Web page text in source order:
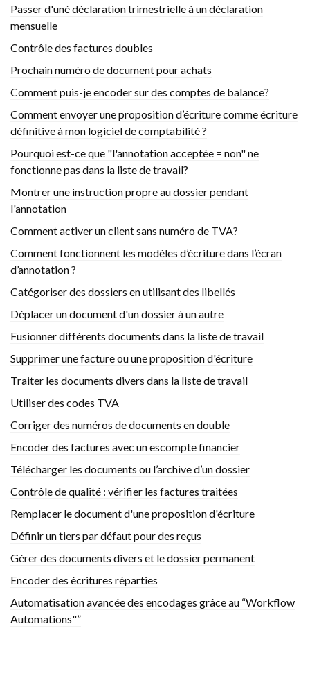
Passer d'uné déclaration trimestrielle à un déclaration
mensuelle
Contrôle des factures doubles
Prochain numéro de document pour achats
Comment puis-je encoder sur des comptes de balance?
Comment envoyer une proposition d’écriture comme écriture
définitive à mon logiciel de comptabilité ?
Pourquoi est-ce que "l'annotation acceptée = non" ne
fonctionne pas dans la liste de travail?
Montrer une instruction propre au dossier pendant
l'annotation
Comment activer un client sans numéro de TVA?
Comment fonctionnent les modèles d’écriture dans l’écran
d’annotation ?
Catégoriser des dossiers en utilisant des libellés
Déplacer un document d'un dossier à un autre
Fusionner différents documents dans la liste de travail
Supprimer une facture ou une proposition d'écriture
Traiter les documents divers dans la liste de travail
Utiliser des codes TVA
Corriger des numéros de documents en double
Encoder des factures avec un escompte financier
Télécharger les documents ou l’archive d’un dossier
Contrôle de qualité : vérifier les factures traitées
Remplacer le document d'une proposition d'écriture
Définir un tiers par défaut pour des reçus
Gérer des documents divers et le dossier permanent
Encoder des écritures réparties
Automatisation avancée des encodages grâce au “Workflow
Automations"”